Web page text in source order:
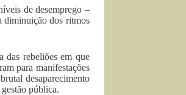
de desemprego –
diminuição dos ritmos
das rebeliões em que
para manifestações
desaparecimento
pública.